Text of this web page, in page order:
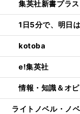
集英社新書プラ
1日5分で、明日
kotoba
e!集英社
情報・知識＆オ
ライトノベル・ノ